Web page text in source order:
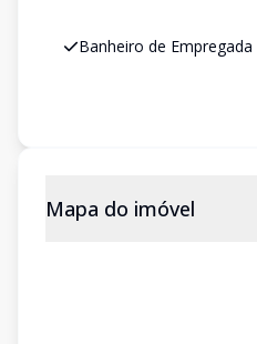
Banheiro de Empregada
Mapa do imóvel